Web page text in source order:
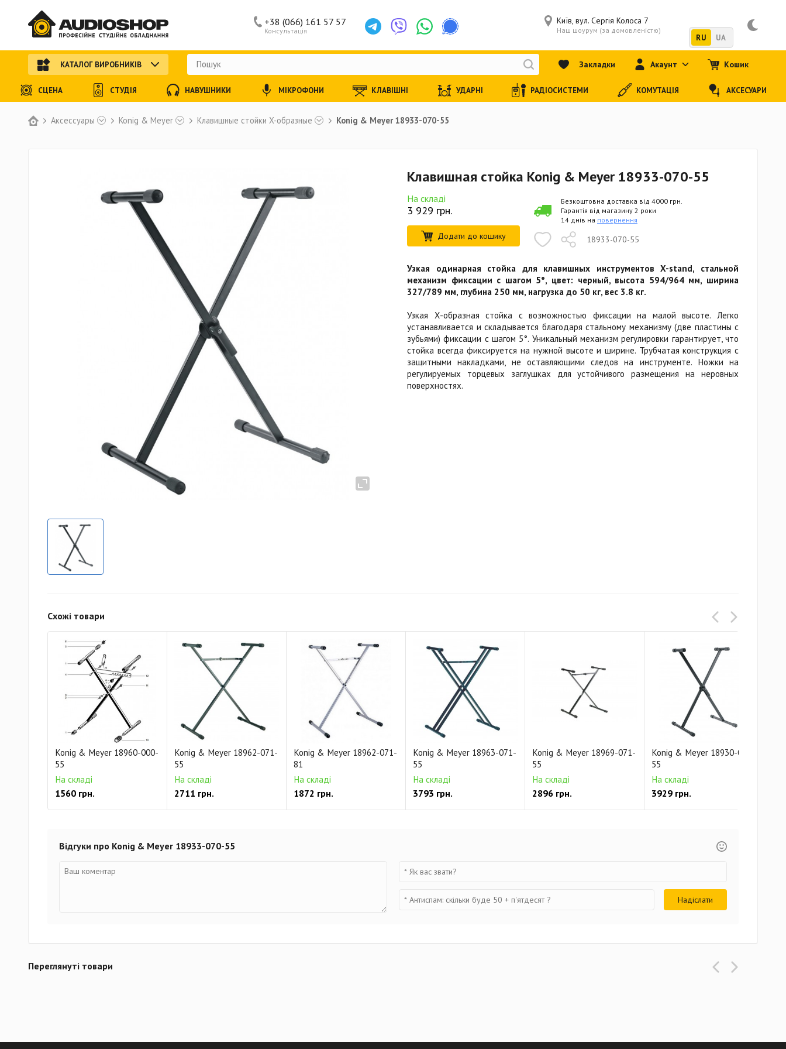
Аксессуары Konig & Meyer Клавишные стойки X-образные Konig & Meyer 18933-070-55
Клавишная стойка Konig & Meyer 18933-070-55
На складі
3 929 грн.
Додати до кошику 18933-070-55
Безкоштовна доставка від 4000 грн.
Гарантія від магазину 2 роки
14 днів на повернення
Узкая одинарная стойка для клавишных инструментов X-stand, стальной
механизм фиксации с шагом 5°, цвет: черный, высота 594/964 мм, ширина
327/789 мм, глубина 250 мм, нагрузка до 50 кг, вес 3.8 кг.
Узкая Х-образная стойка с возможностью фиксации на малой высоте. Легко
устанавливается и складывается благодаря стальному механизму (две пластины с
зубьями) фиксации с шагом 5°. Уникальный механизм регулировки гарантирует, что
стойка всегда фиксируется на нужной высоте и ширине. Трубчатая конструкция с
защитными накладками, не оставляющими следов на инструменте. Ножки на
регулируемых торцевых заглушках для устойчивого размещения на неровных
поверхностях.
Схожі товари
Konig & Meyer 18960-000-
55
На складі
1560 грн.
Konig & Meyer 18962-071-
55
На складі
2711 грн.
Konig & Meyer 18962-071-
81
На складі
1872 грн.
Konig & Meyer 18963-071-
55
На складі
3793 грн.
Konig & Meyer 18969-071-
55
На складі
2896 грн.
Konig & Meyer 18930-070-
55
На складі
3929 грн.
Відгуки про Konig & Meyer 18933-070-55
Переглянуті товари
Консультація
+38 (066) 161 57 57 Київ, вул. Сергія Колоса 7
Наш шоурум (за домовленістю)
RU UA
КАТАЛОГ ВИРОБНИКІВ Закладки Акаунт Кошик
СЦЕНА СТУДІЯ НАВУШНИКИ МІКРОФОНИ КЛАВІШНІ УДАРНІ РАДІОСИСТЕМИ КОМУТАЦІЯ АКСЕСУАРИ